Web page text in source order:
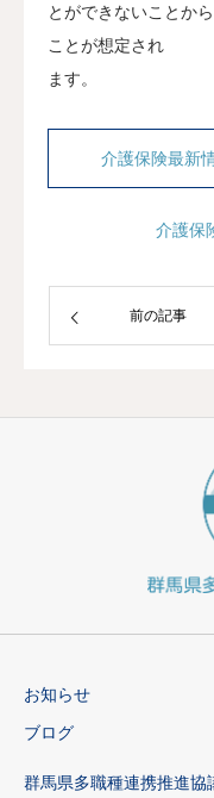
とができないことか
ことが想定され
ます。
介護保険最新
介護保
前の記事
お知らせ
ブログ
群馬県多職種連携推進協